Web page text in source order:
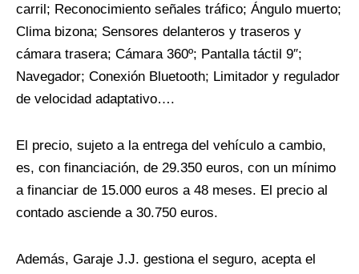
carril; Reconocimiento señales tráfico; Ángulo muerto;
Clima bizona; Sensores delanteros y traseros y
cámara trasera; Cámara 360º; Pantalla táctil 9″;
Navegador; Conexión Bluetooth; Limitador y regulador
de velocidad adaptativo….
El precio, sujeto a la entrega del vehículo a cambio,
es, con financiación, de 29.350 euros, con un mínimo
a financiar de 15.000 euros a 48 meses. El precio al
contado asciende a 30.750 euros.
Además, Garaje J.J. gestiona el seguro, acepta el